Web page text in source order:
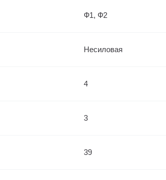
Ф1, Ф2
Несиловая
4
3
39